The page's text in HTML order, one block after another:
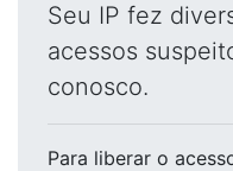
Seu IP fez
acessos
conosco.
Para liberar o